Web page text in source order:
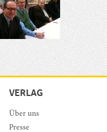
VERLAG
Über uns
Presse